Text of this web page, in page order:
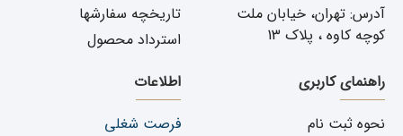
آدرس: تهران، خیابان ملت
کوچه کاوه ، پلاک 13
تاریخچه سفارشها
استرداد محصول
راهنمای کاربری
نحوه ثبت نام
اطلاعات
فرصت شغلی